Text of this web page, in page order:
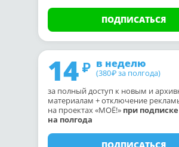
ПОДПИСАТЬСЯ
14 в неделю
(380₽ за полгода)
за полный доступ к новым и
материалам + отключение
на проектах «МОЁ!» при подписке
на полгода